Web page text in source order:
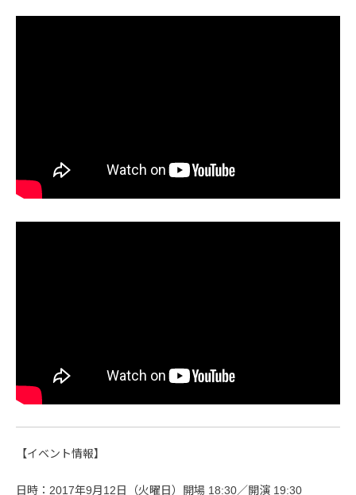
【イベント情報】
日時：2017年9月12日（火曜日）開場 18:30／開演 19:30